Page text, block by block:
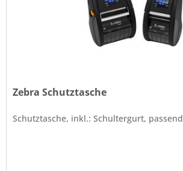
Zebra Schutztasche
Schutztasche, inkl.: Schultergurt,